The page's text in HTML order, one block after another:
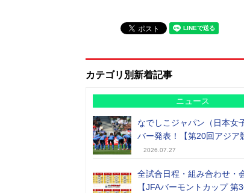
カテゴリ別新着記事
ニュース
なでしこジャパン（日本女
バー発表！【第20回アジア
2026.07.27
全試合日程・組み合わせ・
【JFAバーモントカップ 第